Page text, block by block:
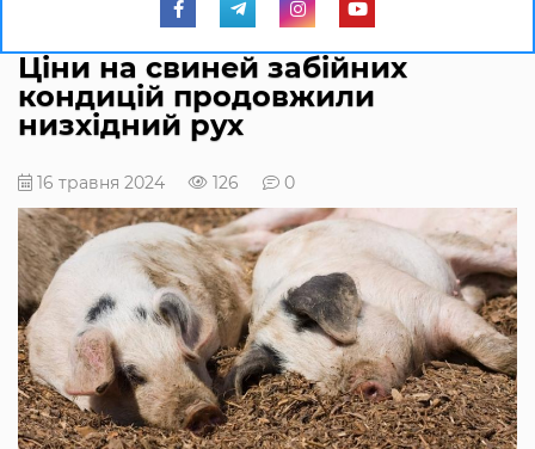
Ціни на свиней забійних
кондицій продовжили
низхідний рух
16 травня 2024 126 0